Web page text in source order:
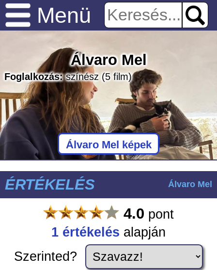
Menü
Álvaro Mel
Foglalkozás:színész(5 film)
Álvaro Mel képek
ÉRTÉKELÉS Álvaro Mel
4.0 pont
1 értékelés alapján
Szerinted?